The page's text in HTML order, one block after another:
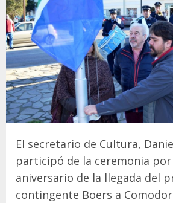
El secretario de Cultura,
participó de la ceremonia por
aniversario de la llegada del
contingente Boers a